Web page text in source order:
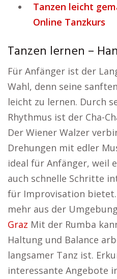
Tanzen leicht
Online Tanzkurs
Tanzen lernen –
Für Anfänger ist der
Wahl, denn seine
leicht zu lernen. Durch
Rhythmus ist der Cha-
Der Wiener Walzer
Drehungen mit edler
ideal für Anfänger, weil
auch schnelle Schritte
für Improvisation
mehr aus der
Graz Mit der Rumba
Haltung und Balance
langsamer Tanz ist.
interessante Angebote